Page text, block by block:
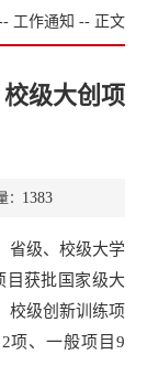
工作通知 -- 正文
级大创项
1383
省级、校级大学
目获批国家级大
校级创新训练项
项、一般项目9